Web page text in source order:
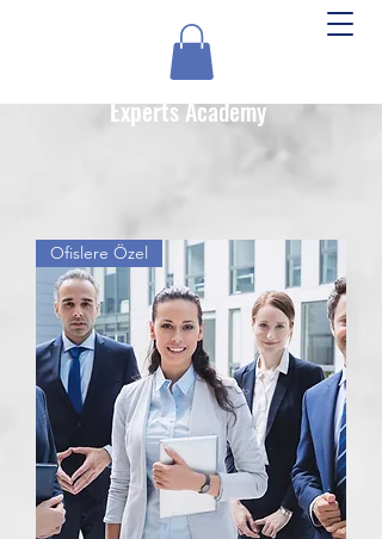
Experts Academy
Ofislere Özel